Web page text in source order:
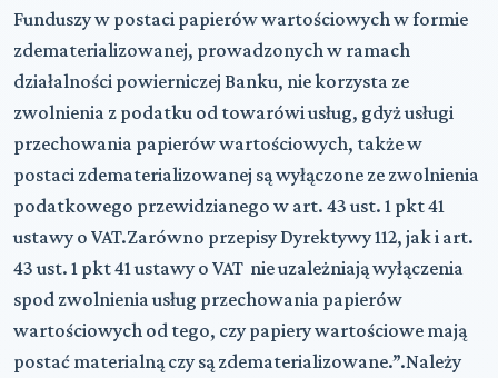
Funduszy w postaci papierów wartościowych w formie
zdematerializowanej, prowadzonych w ramach
działalności powierniczej Banku, nie korzysta ze
zwolnienia z podatku od towarówi usług, gdyż usługi
przechowania papierów wartościowych, także w
postaci zdematerializowanej są wyłączone ze zwolnienia
podatkowego przewidzianego w art. 43 ust. 1 pkt 41
ustawy o VAT.Zarówno przepisy Dyrektywy 112, jak i art.
43 ust. 1 pkt 41 ustawy o VAT nie uzależniają wyłączenia
spod zwolnienia usług przechowania papierów
wartościowych od tego, czy papiery wartościowe mają
postać materialną czy są zdematerializowane.”.Należy